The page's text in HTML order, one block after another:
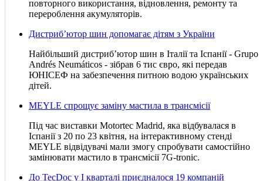
повторного використання, відновлення, ремонту та
перероблення акумуляторів.
Дистриб’ютор шин допомагає дітям з України
Найбільший дистриб’ютор шин в Італії та Іспанії - Grupo
Andrés Neumáticos - зібрав 6 тис євро, які передав
ЮНІСЕФ на забезпечення питною водою українських
дітей.
MEYLE спрощує заміну мастила в трансмісії
Під час виставки Motortec Madrid, яка відбувалася в
Іспанії з 20 по 23 квітня, на інтерактивному стенді
MEYLE відвідувачі мали змогу спробувати самостійно
замінювати мастило в трансмісії 7G-tronic.
До TecDoc у І кварталі приєдналося 19 компаній